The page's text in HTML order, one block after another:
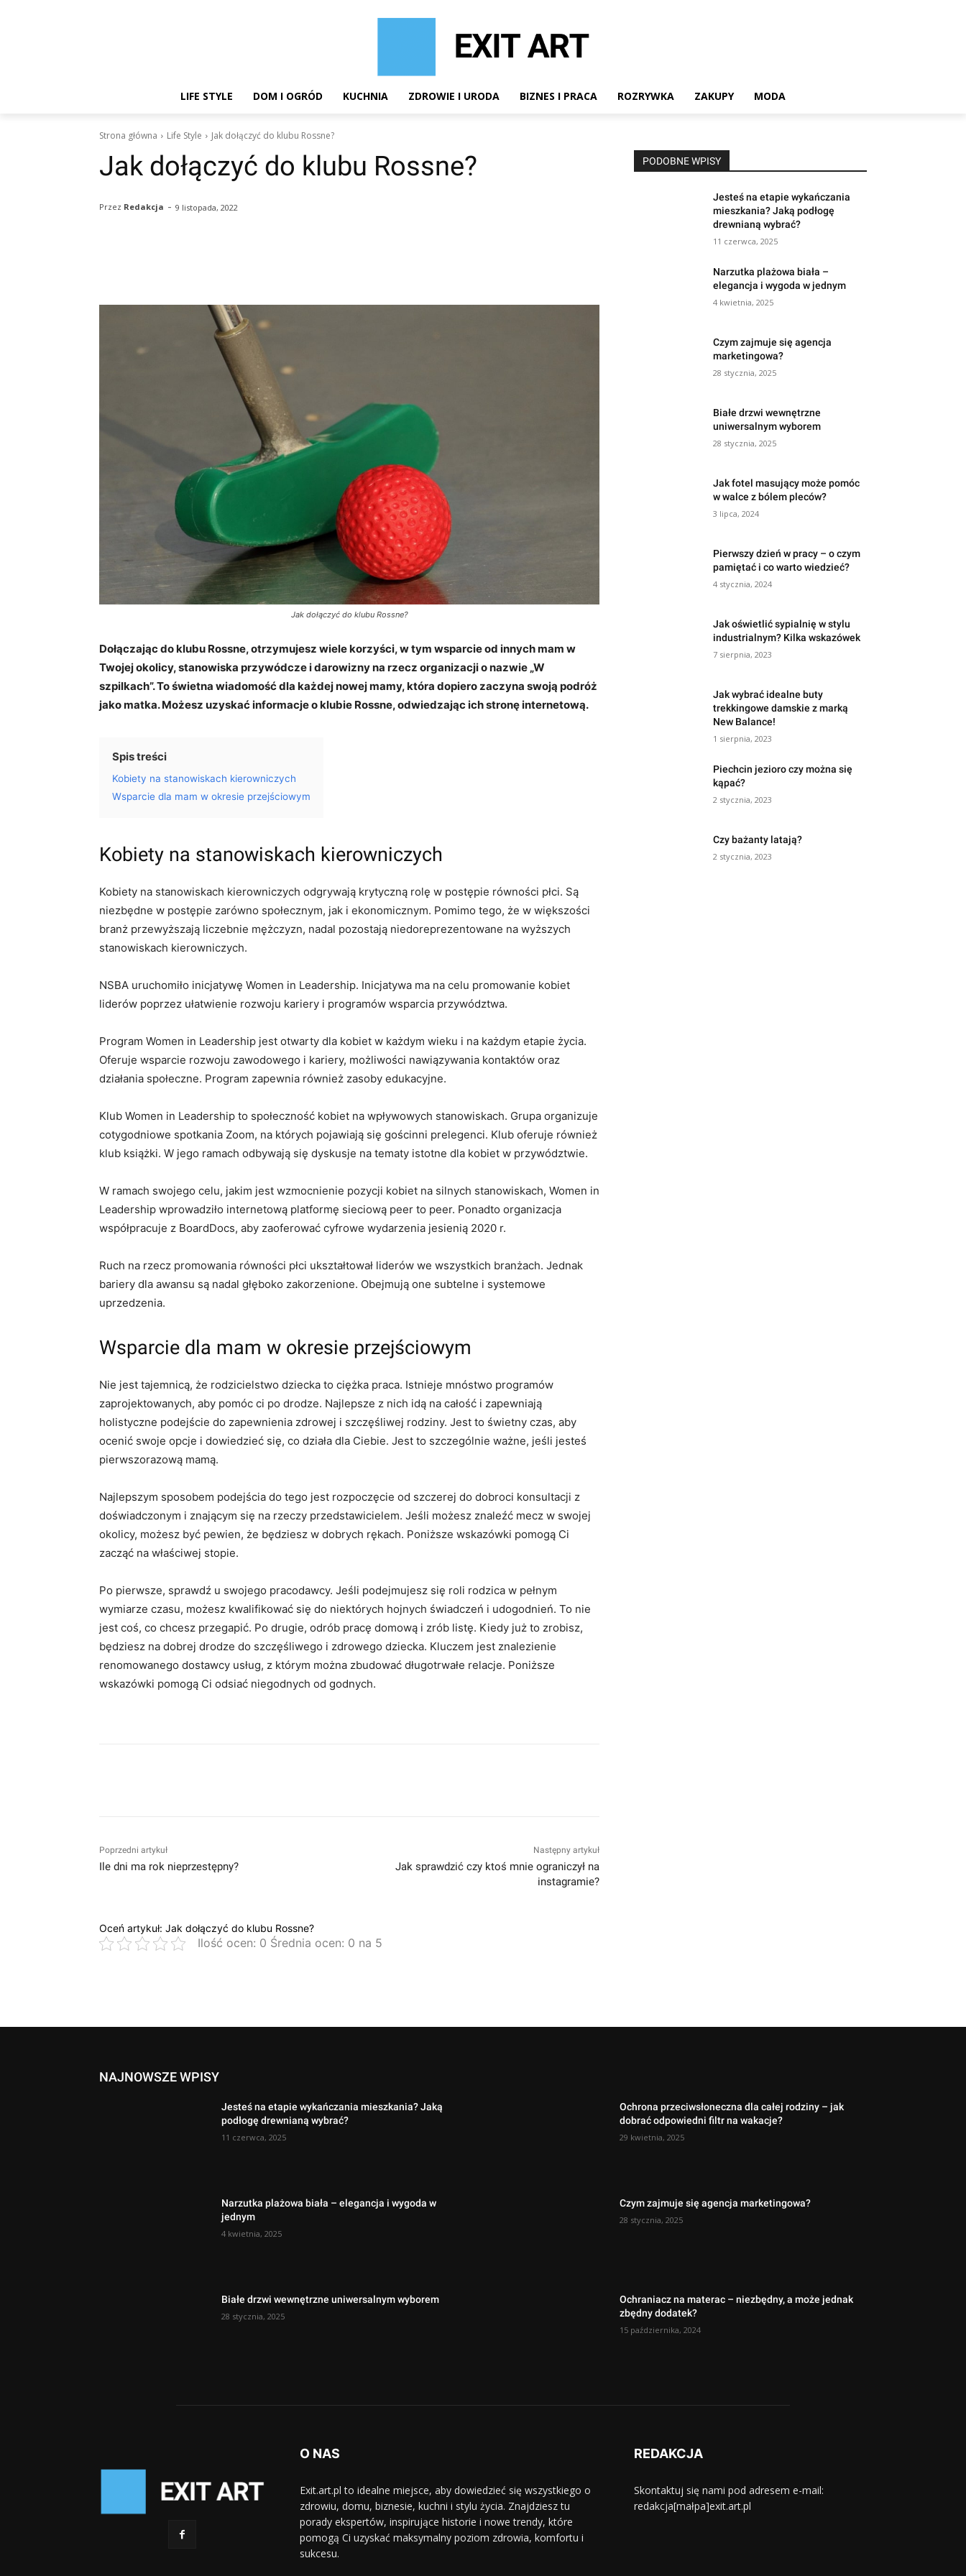
LIFE STYLE DOM I OGRÓD KUCHNIA ZDROWIE I URODA BIZNES I PRACA ROZRYWKA ZAKUPY MODA
Strona główna Life Style Jak dołączyć do klubu Rossne?
Jak dołączyć do klubu Rossne?
Przez Redakcja - 9 listopada, 2022
Jak dołączyć do klubu Rossne?
Dołączając do klubu Rossne, otrzymujesz wiele korzyści, w tym wsparcie od innych mam w
Twojej okolicy, stanowiska przywódcze i darowizny na rzecz organizacji o nazwie „W
szpilkach”. To świetna wiadomość dla każdej nowej mamy, która dopiero zaczyna swoją podróż
jako matka. Możesz uzyskać informacje o klubie Rossne, odwiedzając ich stronę internetową.
Spis treści
Kobiety na stanowiskach kierowniczych
Wsparcie dla mam w okresie przejściowym
Kobiety na stanowiskach kierowniczych
Kobiety na stanowiskach kierowniczych odgrywają krytyczną rolę w postępie równości płci. Są
niezbędne w postępie zarówno społecznym, jak i ekonomicznym. Pomimo tego, że w większości
branż przewyższają liczebnie mężczyzn, nadal pozostają niedoreprezentowane na wyższych
stanowiskach kierowniczych.
NSBA uruchomiło inicjatywę Women in Leadership. Inicjatywa ma na celu promowanie kobiet
liderów poprzez ułatwienie rozwoju kariery i programów wsparcia przywództwa.
Program Women in Leadership jest otwarty dla kobiet w każdym wieku i na każdym etapie życia.
Oferuje wsparcie rozwoju zawodowego i kariery, możliwości nawiązywania kontaktów oraz
działania społeczne. Program zapewnia również zasoby edukacyjne.
Klub Women in Leadership to społeczność kobiet na wpływowych stanowiskach. Grupa organizuje
cotygodniowe spotkania Zoom, na których pojawiają się gościnni prelegenci. Klub oferuje również
klub książki. W jego ramach odbywają się dyskusje na tematy istotne dla kobiet w przywództwie.
W ramach swojego celu, jakim jest wzmocnienie pozycji kobiet na silnych stanowiskach, Women in
Leadership wprowadziło internetową platformę sieciową peer to peer. Ponadto organizacja
współpracuje z BoardDocs, aby zaoferować cyfrowe wydarzenia jesienią 2020 r.
Ruch na rzecz promowania równości płci ukształtował liderów we wszystkich branżach. Jednak
bariery dla awansu są nadal głęboko zakorzenione. Obejmują one subtelne i systemowe
uprzedzenia.
Wsparcie dla mam w okresie przejściowym
Nie jest tajemnicą, że rodzicielstwo dziecka to ciężka praca. Istnieje mnóstwo programów
zaprojektowanych, aby pomóc ci po drodze. Najlepsze z nich idą na całość i zapewniają
holistyczne podejście do zapewnienia zdrowej i szczęśliwej rodziny. Jest to świetny czas, aby
ocenić swoje opcje i dowiedzieć się, co działa dla Ciebie. Jest to szczególnie ważne, jeśli jesteś
pierwszorazową mamą.
Najlepszym sposobem podejścia do tego jest rozpoczęcie od szczerej do dobroci konsultacji z
doświadczonym i znającym się na rzeczy przedstawicielem. Jeśli możesz znaleźć mecz w swojej
okolicy, możesz być pewien, że będziesz w dobrych rękach. Poniższe wskazówki pomogą Ci
zacząć na właściwej stopie.
Po pierwsze, sprawdź u swojego pracodawcy. Jeśli podejmujesz się roli rodzica w pełnym
wymiarze czasu, możesz kwalifikować się do niektórych hojnych świadczeń i udogodnień. To nie
jest coś, co chcesz przegapić. Po drugie, odrób pracę domową i zrób listę. Kiedy już to zrobisz,
będziesz na dobrej drodze do szczęśliwego i zdrowego dziecka. Kluczem jest znalezienie
renomowanego dostawcy usług, z którym można zbudować długotrwałe relacje. Poniższe
wskazówki pomogą Ci odsiać niegodnych od godnych.
Poprzedni artykuł
Ile dni ma rok nieprzestępny?
Następny artykuł
Jak sprawdzić czy ktoś mnie ograniczył na
instagramie?
Oceń artykuł: Jak dołączyć do klubu Rossne?
Ilość ocen: 0 Średnia ocen: 0 na 5
PODOBNE WPISY
Jesteś na etapie wykańczania
mieszkania? Jaką podłogę
drewnianą wybrać?
11 czerwca, 2025
Narzutka plażowa biała –
elegancja i wygoda w jednym
4 kwietnia, 2025
Czym zajmuje się agencja
marketingowa?
28 stycznia, 2025
Białe drzwi wewnętrzne
uniwersalnym wyborem
28 stycznia, 2025
Jak fotel masujący może pomóc
w walce z bólem pleców?
3 lipca, 2024
Pierwszy dzień w pracy – o czym
pamiętać i co warto wiedzieć?
4 stycznia, 2024
Jak oświetlić sypialnię w stylu
industrialnym? Kilka wskazówek
7 sierpnia, 2023
Jak wybrać idealne buty
trekkingowe damskie z marką
New Balance!
1 sierpnia, 2023
Piechcin jezioro czy można się
kąpać?
2 stycznia, 2023
Czy bażanty latają?
2 stycznia, 2023
NAJNOWSZE WPISY
Jesteś na etapie wykańczania mieszkania? Jaką
podłogę drewnianą wybrać?
11 czerwca, 2025
Ochrona przeciwsłoneczna dla całej rodziny – jak
dobrać odpowiedni filtr na wakacje?
29 kwietnia, 2025
Narzutka plażowa biała – elegancja i wygoda w
jednym
4 kwietnia, 2025
Czym zajmuje się agencja marketingowa?
28 stycznia, 2025
Białe drzwi wewnętrzne uniwersalnym wyborem
28 stycznia, 2025
Ochraniacz na materac – niezbędny, a może jednak
zbędny dodatek?
15 października, 2024
O NAS
Exit.art.pl to idealne miejsce, aby dowiedzieć się wszystkiego o
zdrowiu, domu, biznesie, kuchni i stylu życia. Znajdziesz tu
porady ekspertów, inspirujące historie i nowe trendy, które
pomogą Ci uzyskać maksymalny poziom zdrowia, komfortu i
sukcesu.
REDAKCJA
Skontaktuj się nami pod adresem e-mail:
redakcja[małpa]exit.art.pl